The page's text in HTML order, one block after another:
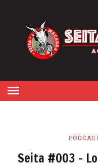
Seita #003 –